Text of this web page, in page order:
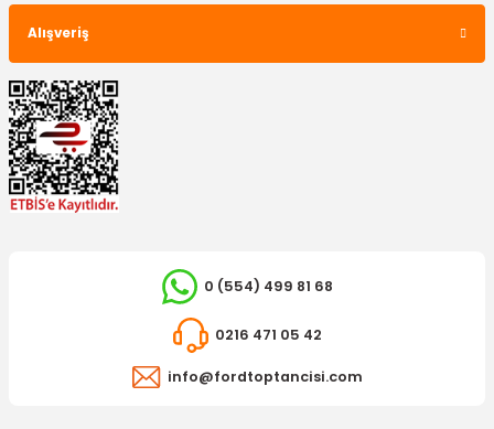
İTHAL ÜRÜN
Sis Far Çerçevesi Focus Krom Sağ
Alışveriş
0 (554) 499 81 68
0216 471 05 42
info@fordtoptancisi.com